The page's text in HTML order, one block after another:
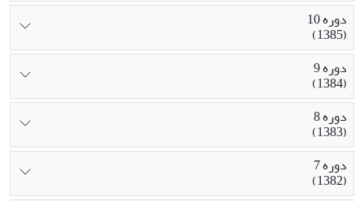
دوره 10
(1385)
دوره 9
(1384)
دوره 8
(1383)
دوره 7
(1382)